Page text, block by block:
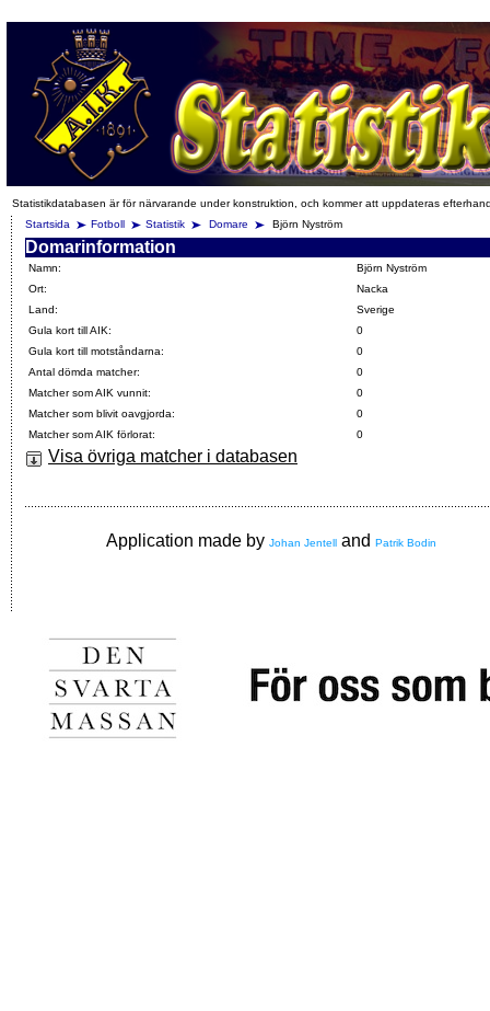
Statistikdatabasen är för närvarande under konstruktion, och kommer att uppdateras
Startsida
Fotboll Statistik Domare Björn Nyström
Domarinformation
Namn:
Björn Nyström
Ort:
Nacka
Land:
Sverige
Gula kort till AIK:
0
Gula kort till motståndarna:
0
Antal dömda matcher:
0
Matcher som AIK vunnit:
0
Matcher som blivit oavgjorda:
0
Matcher som AIK förlorat:
0
Visa övriga matcher i databasen
Application made by Johan Jentell and Patrik Bodin